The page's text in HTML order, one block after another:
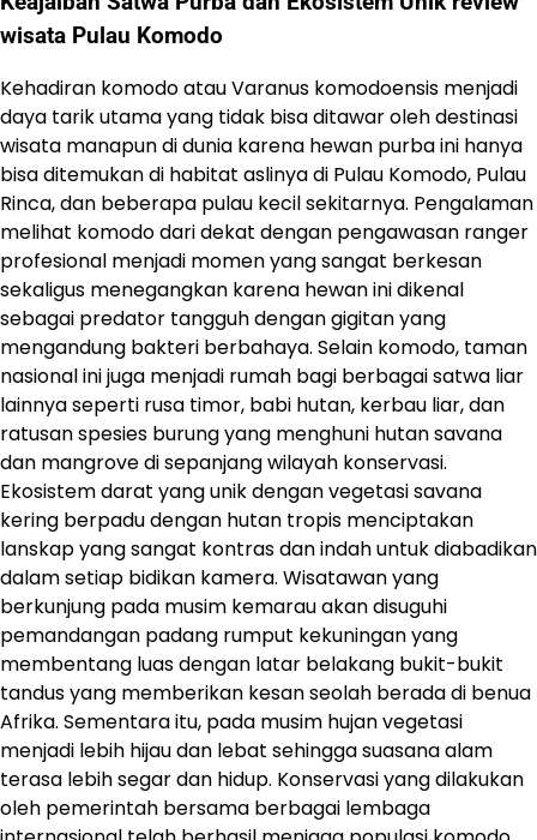
wisata Pulau Komodo
Kehadiran komodo atau Varanus komodoensis menjadi
daya tarik utama yang tidak bisa ditawar oleh destinasi
wisata manapun di dunia karena hewan purba ini hanya
bisa ditemukan di habitat aslinya di Pulau Komodo, Pulau
Rinca, dan beberapa pulau kecil sekitarnya. Pengalaman
melihat komodo dari dekat dengan pengawasan ranger
profesional menjadi momen yang sangat berkesan
sekaligus menegangkan karena hewan ini dikenal
sebagai predator tangguh dengan gigitan yang
mengandung bakteri berbahaya. Selain komodo, taman
nasional ini juga menjadi rumah bagi berbagai satwa liar
lainnya seperti rusa timor, babi hutan, kerbau liar, dan
ratusan spesies burung yang menghuni hutan savana
dan mangrove di sepanjang wilayah konservasi.
Ekosistem darat yang unik dengan vegetasi savana
kering berpadu dengan hutan tropis menciptakan
lanskap yang sangat kontras dan indah untuk diabadikan
dalam setiap bidikan kamera. Wisatawan yang
berkunjung pada musim kemarau akan disuguhi
pemandangan padang rumput kekuningan yang
membentang luas dengan latar belakang bukit-bukit
tandus yang memberikan kesan seolah berada di benua
Afrika. Sementara itu, pada musim hujan vegetasi
menjadi lebih hijau dan lebat sehingga suasana alam
terasa lebih segar dan hidup. Konservasi yang dilakukan
oleh pemerintah bersama berbagai lembaga